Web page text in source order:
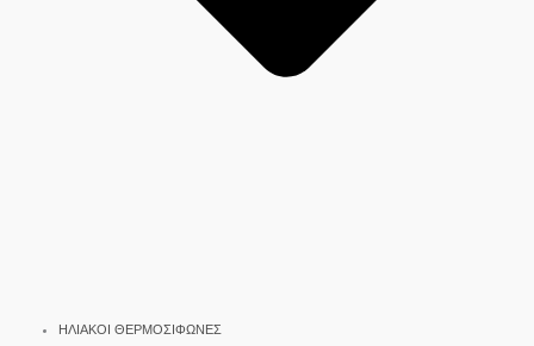
ΗΛΙΑΚΟΙ ΘΕΡΜΟΣΙΦΩΝΕΣ